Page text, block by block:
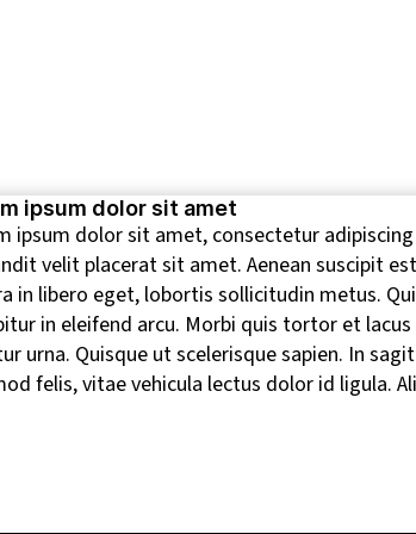
ipsum dolor sit amet
ipsum dolor sit amet, consectetur
velit placerat sit amet. Aenean suscipit
in libero eget, lobortis sollicitudin metus.
in eleifend arcu. Morbi quis tortor et
urna. Quisque ut scelerisque sapien. In
felis, vitae vehicula lectus dolor id ligula.